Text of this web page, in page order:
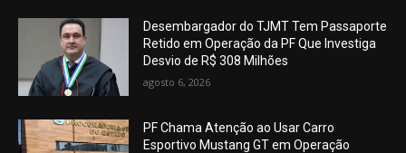
Desembargador do TJMT Tem Passaporte
Retido em Operação da PF Que Investiga
Desvio de R$ 308 Milhões
agosto 6, 2026
PF Chama Atenção ao Usar Carro
Esportivo Mustang GT em Operação